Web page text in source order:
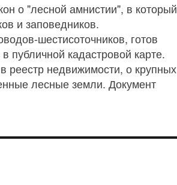
о "лесной амнистии", в который
и заповедников.
шестисоточников, готов
публичной кадастровой карте.
реестр недвижимости, о крупных
лесные земли. Документ